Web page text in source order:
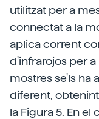
utilitzat per a
connectat a la
aplica corrent
d'infrarojos per
mostres se'ls ha
diferent,
la Figura 5. En el